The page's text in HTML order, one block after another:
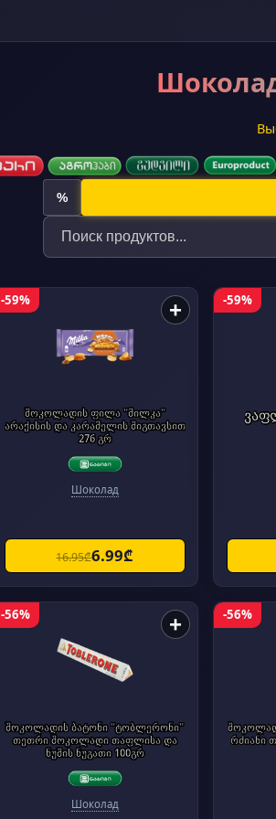
%
-59% +
შოკოლადის ფილა "მილკა"
არაქისის და კარამელის შიგთავსით
276 გრ
Шоколад
16.95₾6.99₾
-59%
-56% +
შოკოლადის ბატონი "ტობლერონი"
თეთრი შოკოლადი თაფლისა და
ნუშის ნუგათი 100გრ
Шоколад
-56%
რძიანი